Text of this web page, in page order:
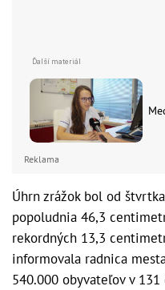
Reklama
Úhrn zrážok bol od
popoludnia 46,3
rekordných 13,3
informovala radnica
540.000 obyvateľov v